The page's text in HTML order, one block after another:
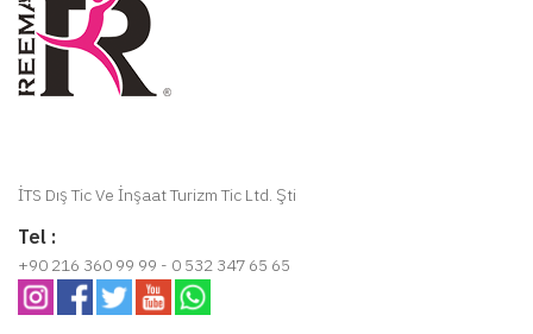
İTS Dış Tic Ve İnşaat Turizm Tic Ltd. Şti
Tel :
+90 216 360 99 99 - 0 532 347 65 65